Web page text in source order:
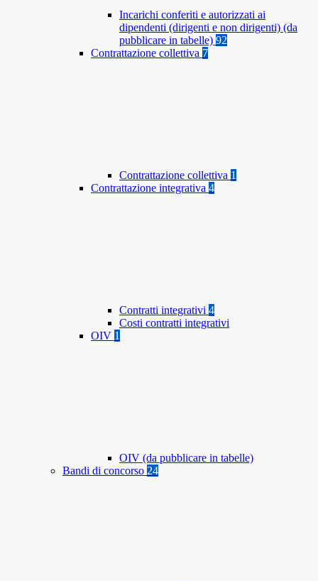
Incarichi conferiti e autorizzati ai
dipendenti (dirigenti e non dirigenti) (da
pubblicare in tabelle) 92
Contrattazione collettiva 7
Contrattazione collettiva 1
Contrattazione integrativa 4
Contratti integrativi 4
Costi contratti integrativi
OIV 1
OIV (da pubblicare in tabelle)
Bandi di concorso 24